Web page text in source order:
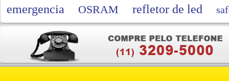
emergencia OSRAM refletor de led